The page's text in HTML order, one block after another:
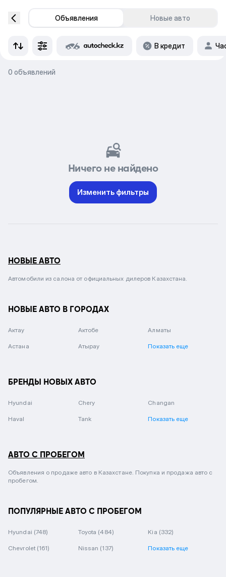
Объявления Новые авто
В кредит
0 объявлений
Ничего не найдено
Изменить фильтры
НОВЫЕ АВТО
Автомобили из салона от официальных дилеров Казахстана.
НОВЫЕ АВТО В ГОРОДАХ
Актау Актобе Алматы
Астана Атырау Показать еще
БРЕНДЫ НОВЫХ АВТО
Hyundai Chery Changan
Haval Tank Показать еще
АВТО С ПРОБЕГОМ
Объявления о продаже авто в Казахстане. Покупка и продажа авто с
пробегом.
ПОПУЛЯРНЫЕ АВТО С ПРОБЕГОМ
Hyundai (748) Toyota (484) Kia (332)
Chevrolet (161) Nissan (137) Показать еще